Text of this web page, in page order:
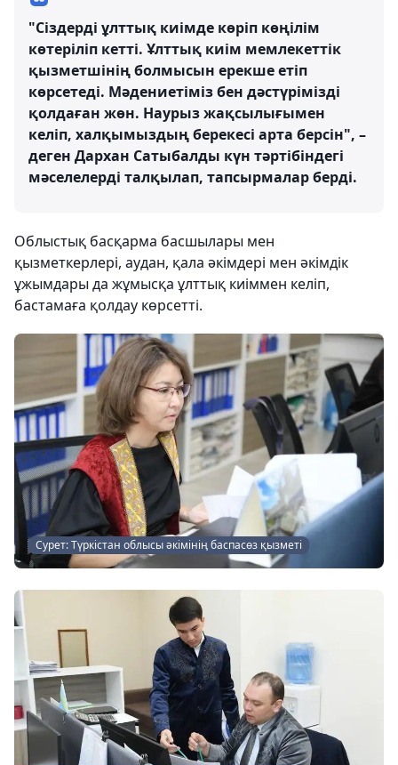
"Сіздерді ұлттық киімде көріп көңілім
көтеріліп кетті. Ұлттық киім мемлекеттік
қызметшінің болмысын ерекше етіп
көрсетеді. Мәдениетіміз бен дәстүрімізді
қолдаған жөн. Наурыз жақсылығымен
келіп, халқымыздың берекесі арта берсін", –
деген Дархан Сатыбалды күн тәртібіндегі
мәселелерді талқылап, тапсырмалар берді.
Облыстық басқарма басшылары мен
қызметкерлері, аудан, қала әкімдері мен әкімдік
ұжымдары да жұмысқа ұлттық киіммен келіп,
бастамаға қолдау көрсетті.
Сурет: Түркістан облысы әкімінің баспасөз қызметі